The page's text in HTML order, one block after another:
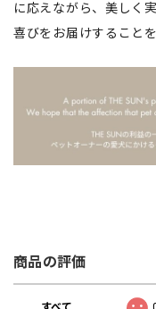
に応えながら、美しく
喜びをお届けすること
商品の評価